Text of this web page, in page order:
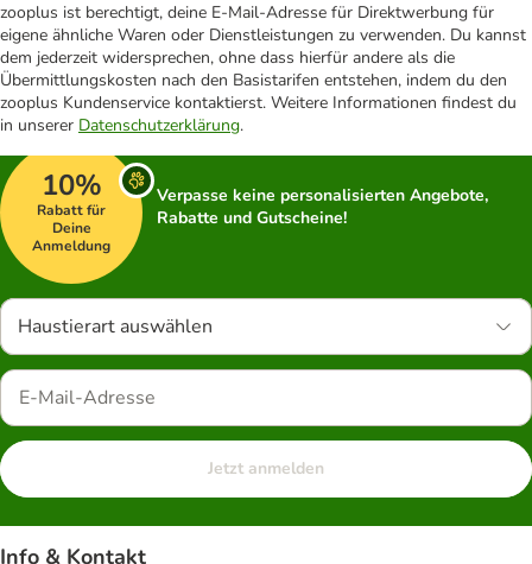
zooplus ist berechtigt, deine E-Mail-Adresse für Direktwerbung für
eigene ähnliche Waren oder Dienstleistungen zu verwenden. Du kannst
dem jederzeit widersprechen, ohne dass hierfür andere als die
Übermittlungskosten nach den Basistarifen entstehen, indem du den
zooplus Kundenservice kontaktierst. Weitere Informationen findest du
in unserer Datenschutzerklärung.
10%
Rabatt für
Deine
Anmeldung
Verpasse keine personalisierten Angebote,
Rabatte und Gutscheine!
Haustierart auswählen
Jetzt anmelden
Info & Kontakt